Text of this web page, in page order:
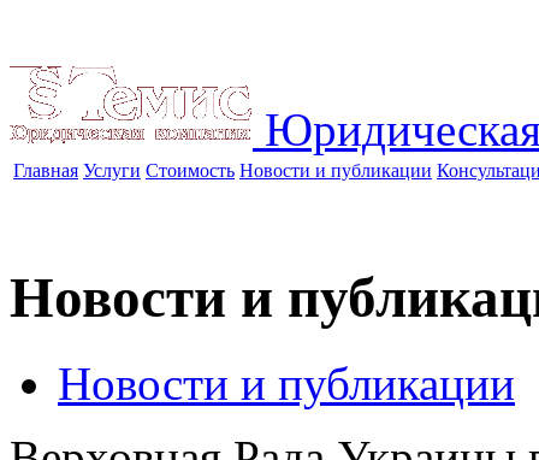
Главная Услуги Стоимость Новости и публикации
Новости и
Новости и публикации